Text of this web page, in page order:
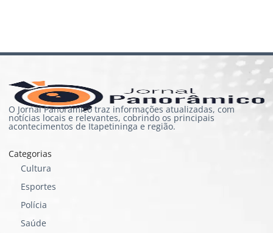
O Jornal Panorâmico traz informações atualizadas, com
notícias locais e relevantes, cobrindo os principais
acontecimentos de Itapetininga e região.
Categorias
Cultura
Esportes
Polícia
Saúde